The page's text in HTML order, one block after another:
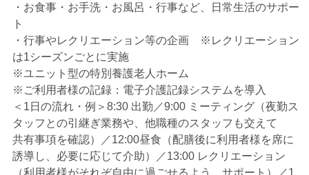
・お食事・お手洗・お風呂・行事など、日常生活のサポー
ト
・行事やレクリエーション等の企画 ※レクリエーション
は1シーズンごとに実施
※ユニット型の特別養護老人ホーム
※ご利用者様の記録：電子介護記録システムを導入
＜1日の流れ・例＞8:30 出勤／9:00 ミーティング（夜勤ス
タッフとの引継ぎ業務や、他職種のスタッフも交えて
共有事項を確認）／12:00昼食（配膳後に利用者様を席に
誘導し、必要に応じて介助）／13:00 レクリエーション
（利用者様がそれぞ自由に過ごせるよう、サポート）／1